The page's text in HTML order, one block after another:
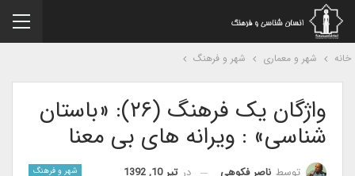
شهر و معماری شهر و فرهنگ
واژگان یک فرهنگ (۲۶): «باستان
شناسی» : ویرانه های بی معنا
شهر و فرهنگ توسطناصر فکوهی درتیر 10, 1392